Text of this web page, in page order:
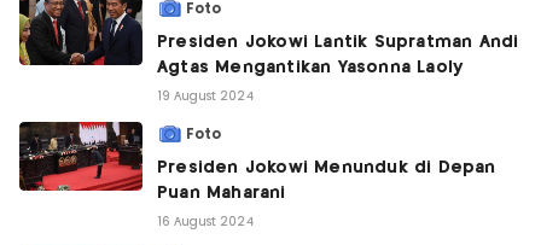
Foto
Presiden Jokowi Lantik Supratman Andi
Agtas Mengantikan Yasonna Laoly
19 August 2024
Foto
Presiden Jokowi Menunduk di Depan
Puan Maharani
16 August 2024